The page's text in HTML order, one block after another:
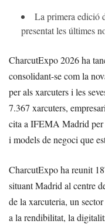
La primera edició
presentat les últimes
CharcutExpo 2026 ha
consolidant-se com la
per als xarcuters i les
7.367 xarcuters,
cita a IFEMA Madrid per
i models de negoci que
CharcutExpo ha reunit
situant Madrid al centre
de la xarcuteria, un
a la rendibilitat, la